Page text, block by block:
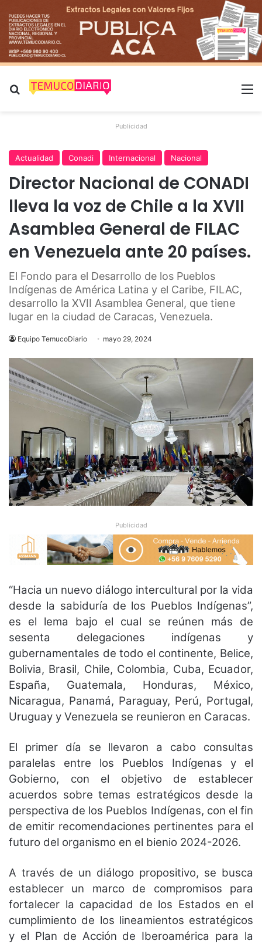
Buscar por
Publicidad
Actualidad Conadi Internacional Nacional
Director Nacional de CONADI
lleva la voz de Chile a la XVII
Asamblea General de FILAC
en Venezuela ante 20 países.
El Fondo para el Desarrollo de los Pueblos
Indígenas de América Latina y el Caribe, FILAC,
desarrollo la XVII Asamblea General, que tiene
lugar en la ciudad de Caracas, Venezuela.
Equipo TemucoDiario mayo 29, 2024
Publicidad
“Hacia un nuevo diálogo intercultural por la vida
desde la sabiduría de los Pueblos Indígenas”,
es el lema bajo el cual se reúnen más de
sesenta delegaciones indígenas y
gubernamentales de todo el continente, Belice,
Bolivia, Brasil, Chile, Colombia, Cuba, Ecuador,
España, Guatemala, Honduras, México,
Nicaragua, Panamá, Paraguay, Perú, Portugal,
Uruguay y Venezuela se reunieron en Caracas.
El primer día se llevaron a cabo consultas
paralelas entre los Pueblos Indígenas y el
Gobierno, con el objetivo de establecer
acuerdos sobre temas estratégicos desde la
perspectiva de los Pueblos Indígenas, con el fin
de emitir recomendaciones pertinentes para el
futuro del organismo en el bienio 2024-2026.
A través de un diálogo propositivo, se busca
establecer un marco de compromisos para
fortalecer la capacidad de los Estados en el
cumplimiento de los lineamientos estratégicos
y el Plan de Acción de Iberoamérica para la